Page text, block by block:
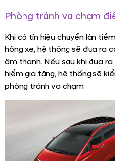
Phòng tránh va chạm
Khi có tín hiệu chuyển làn
hông xe, hệ thống sẽ đưa ra
âm thanh. Nếu sau khi đưa
hiểm gia tăng, hệ thống sẽ
phòng tránh va chạm